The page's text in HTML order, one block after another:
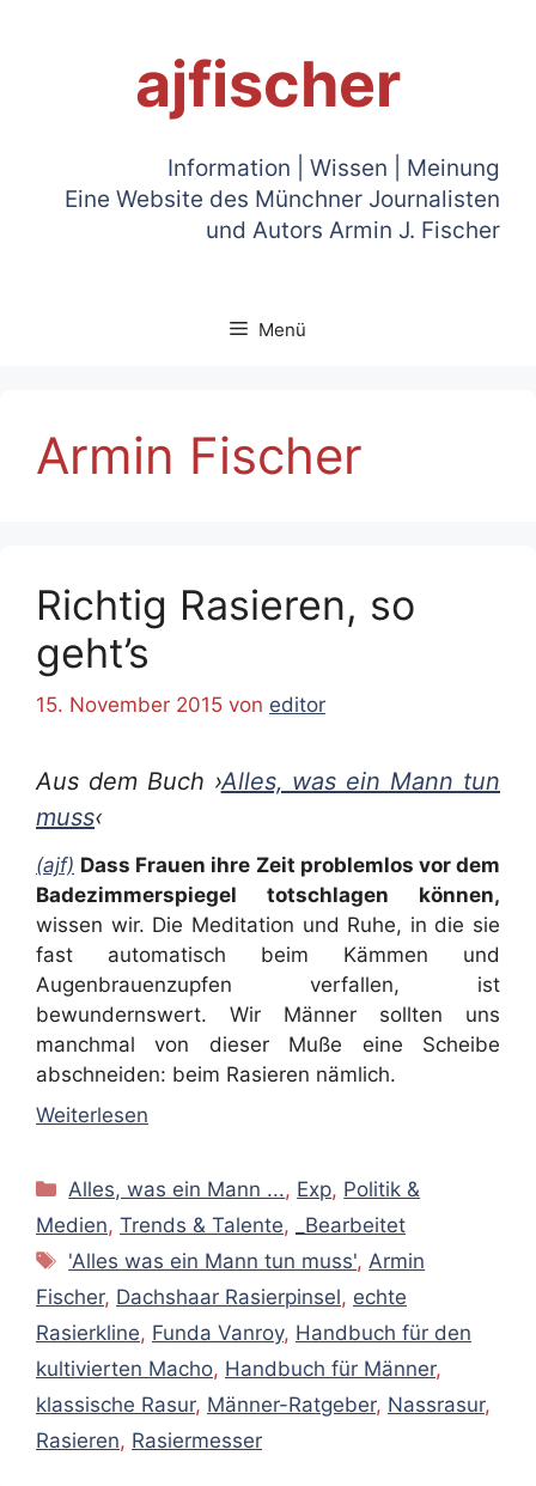
ajfischer
Information | Wissen | Meinung
Eine Website des Münchner Journalisten
und Autors Armin J. Fischer
Menü
Armin Fischer
Richtig Rasieren, so
geht’s
15. November 2015 von editor
Aus dem Buch ›Alles, was ein Mann tun
muss‹
(ajf) Dass Frauen ihre Zeit problemlos vor dem
Badezimmerspiegel totschlagen können,
wissen wir. Die Meditation und Ruhe, in die sie
fast automatisch beim Kämmen und
Augenbrauenzupfen verfallen, ist
bewundernswert. Wir Männer sollten uns
manchmal von dieser Muße eine Scheibe
abschneiden: beim Rasieren nämlich.
Weiterlesen
Kategorien
Alles, was ein Mann ..., Exp, Politik &
Medien, Trends & Talente,
_Bearbeitet
Schlagwörter
'Alles was ein Mann tun muss', Armin
Fischer, Dachshaar Rasierpinsel, echte
Rasierkline, Funda Vanroy, Handbuch für den
kultivierten Macho, Handbuch für Männer,
klassische Rasur, Männer-Ratgeber, Nassrasur,
Rasieren, Rasiermesser